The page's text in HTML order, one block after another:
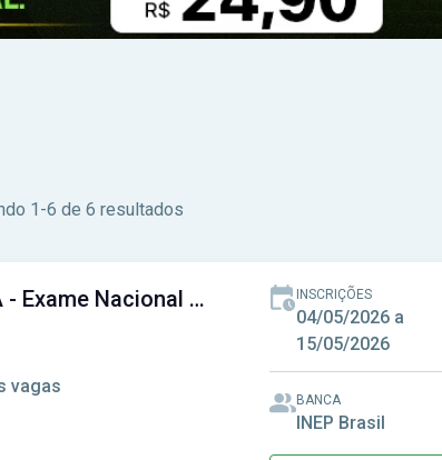
1-6 de 6 resultados
ENCCEJA - Exame Nacional para Certificação de Competências de Jovens e Adultos
vagas
INSCRIÇÕES
04/05/2026 a
15/05/2026
BANCA
INEP Brasil